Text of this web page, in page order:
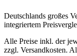
Deutschlands großes
integriertem
Alle Preise inkl. der
zzgl. Versandkosten.